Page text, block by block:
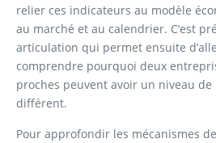
relier ces indicateurs au modèle
au marché et au calendrier. C’est
articulation qui permet ensuite
comprendre pourquoi deux
proches peuvent avoir un niveau
différent.
Pour approfondir les mécanismes